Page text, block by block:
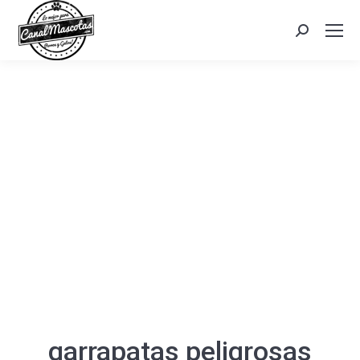
Search:
garrapatas peligrosas